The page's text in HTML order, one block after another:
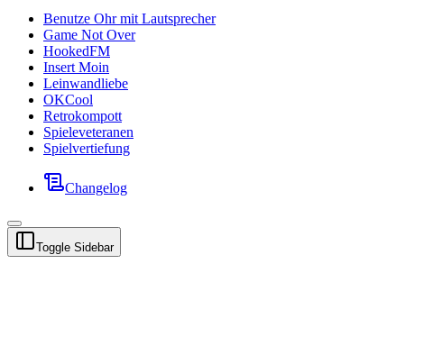
Benutze Ohr mit Lautsprecher
Game Not Over
HookedFM
Insert Moin
Leinwandliebe
OKCool
Retrokompott
Spieleveteranen
Spielvertiefung
Changelog
Toggle Sidebar